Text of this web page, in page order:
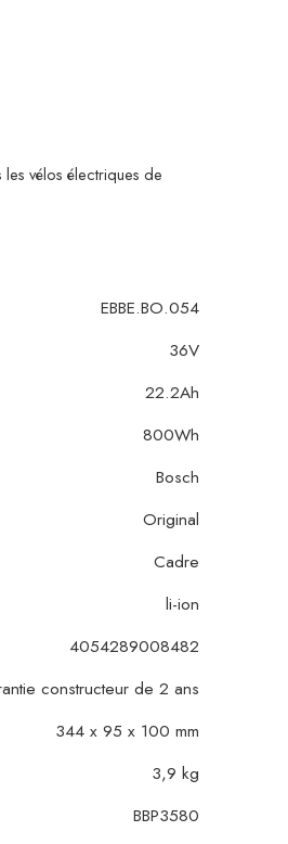
vélos électriques de
EBBE.BO.054
36V
22.2Ah
800Wh
Bosch
Original
Cadre
li-ion
4054289008482
constructeur de 2 ans
344 x 95 x 100 mm
3,9 kg
BBP3580